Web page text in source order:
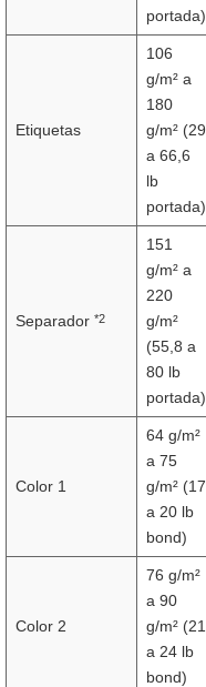
portada)
Etiquetas
106
g/m² a
180
g/m² (29
a 66,6
lb
portada)
Separador *2
151
g/m² a
220
g/m²
(55,8 a
80 lb
portada)
Color 1
64 g/m²
a 75
g/m² (17
a 20 lb
bond)
Color 2
76 g/m²
a 90
g/m² (21
a 24 lb
bond)